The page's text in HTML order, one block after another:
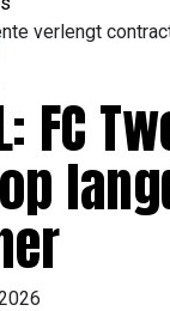
verlengt
FC